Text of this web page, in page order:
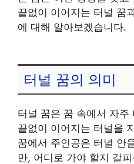
끝없이 이어지는 터널 꿈
에 대해 알아보겠습니다.
터널 꿈의 의미
터널 꿈은 꿈 속에서 자주
끝없이 이어지는 터널을
꿈에서 주인공은 터널 안
만, 어디로 가야 할지 갈